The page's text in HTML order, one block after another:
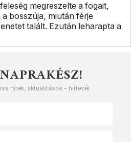
megreszelte a fogait,
bosszúja, miután férje
talált. Ezután leharapta a
hírek, aktualitások - hírlevél